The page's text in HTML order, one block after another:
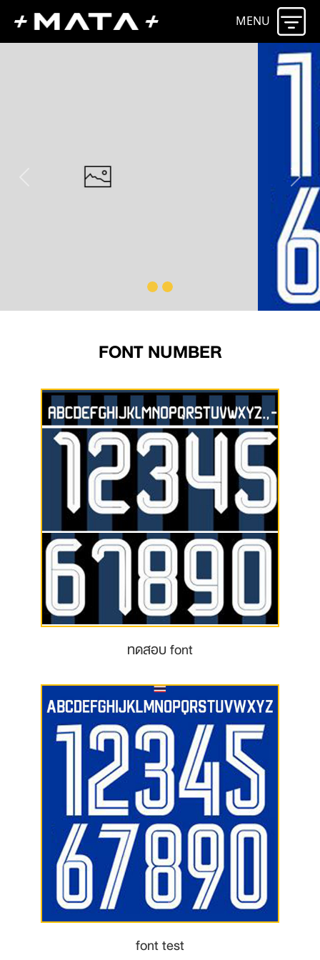
MENU
Next
FONT NUMBER
ทดสอบ font
font test